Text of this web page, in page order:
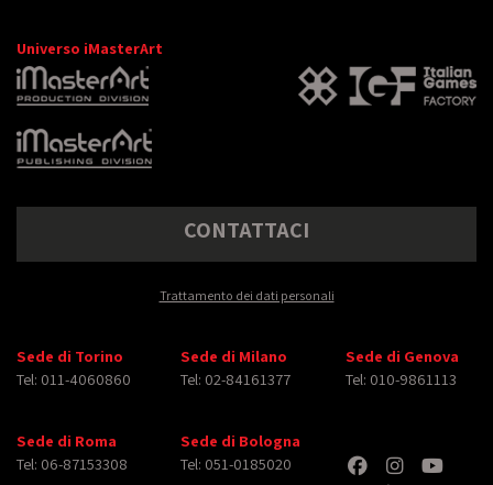
Universo iMasterArt
CONTATTACI
Trattamento dei dati personali
Sede di Torino
Tel: 011-4060860
Sede di Milano
Tel: 02-84161377
Sede di Genova
Tel: 010-9861113
Sede di Roma
Tel: 06-87153308
Sede di Bologna
Tel: 051-0185020